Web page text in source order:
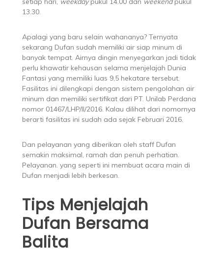
13.30.
Apalagi yang baru selain wahananya? Ternyata
sekarang Dufan sudah memiliki air siap minum di
banyak tempat. Airnya dingin menyegarkan jadi tidak
perlu khawatir kehausan selama menjelajah Dunia
Fantasi yang memiliki luas 9,5 hekatare tersebut.
Fasilitas ini dilengkapi dengan sistem pengolahan air
minum dan memiliki sertifikat dari PT. Unilab Perdana
nomor 01467/LHP/II/2016. Kalau dilihat dari nomornya
berarti fasilitas ini sudah ada sejak Februari 2016.
Dan pelayanan yang diberikan oleh staff Dufan
semakin maksimal, ramah dan penuh perhatian.
Pelayanan. yang seperti ini membuat acara main di
Dufan menjadi lebih berkesan.
Tips Menjelajah
Dufan Bersama
Balita